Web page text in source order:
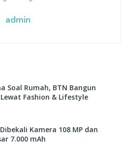
admin
Soal Rumah, BTN Bangun
Fashion & Lifestyle
Kamera 108 MP dan
7.000 mAh